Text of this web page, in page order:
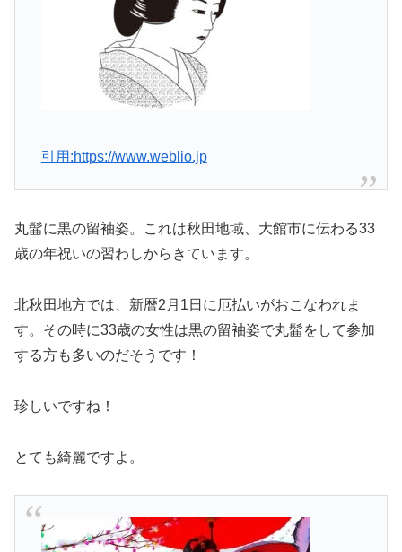
引用:https://www.weblio.jp
丸髷に黒の留袖姿。これは秋田地域、大館市に伝わる33
歳の年祝いの習わしからきています。
北秋田地方では、新暦2月1日に厄払いがおこなわれま
す。その時に33歳の女性は黒の留袖姿で丸髷をして参加
する方も多いのだそうです！
珍しいですね！
とても綺麗ですよ。